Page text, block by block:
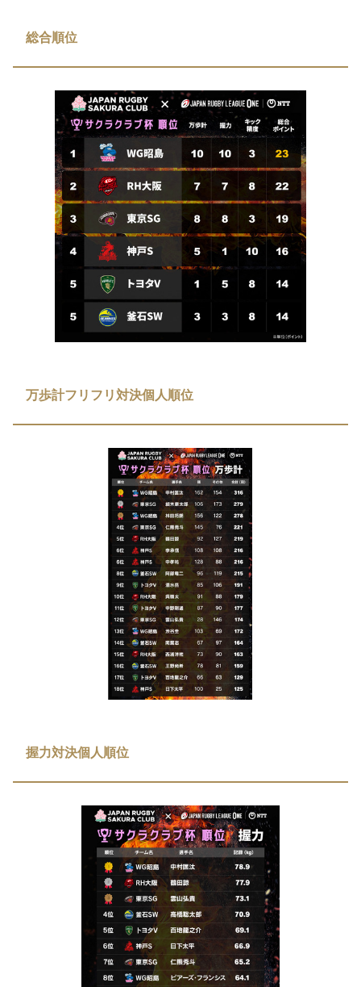
総合順位
万歩計フリフリ対決個人順位
握力対決個人順位